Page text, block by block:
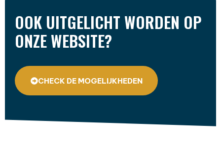
OOK UITGELICHT WORDEN OP
ONZE WEBSITE?
CHECK DE MOGELIJKHEDEN